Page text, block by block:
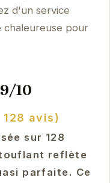
d'un service
chaleureuse pour
10
avis)
sur 128
reflète
parfaite. Ce